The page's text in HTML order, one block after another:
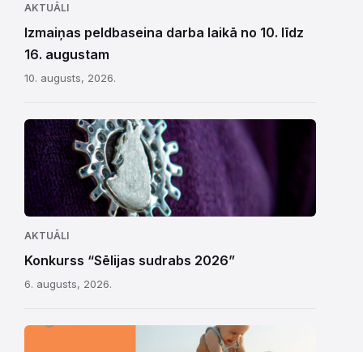
AKTUĀLI
Izmaiņas peldbaseina darba laikā no 10. līdz
16. augustam
10. augusts, 2026.
AKTUĀLI
Konkurss “Sēlijas sudrabs 2026”
6. augusts, 2026.